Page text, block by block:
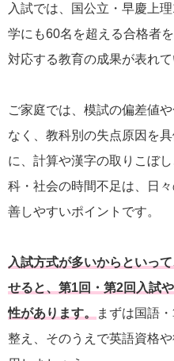
入試では、国公立・早慶上
学にも60名を超える合格者
対応する教育の成果が表れて
ご家庭では、模試の偏差値
なく、教科別の失点原因を
に、計算や漢字の取りこぼ
科・社会の時間不足は、日
善しやすいポイントです。
入試方式が多いからといっ
せると、第1回・第2回入試
性があります。
まずは国語
整え、そのうえで英語資格